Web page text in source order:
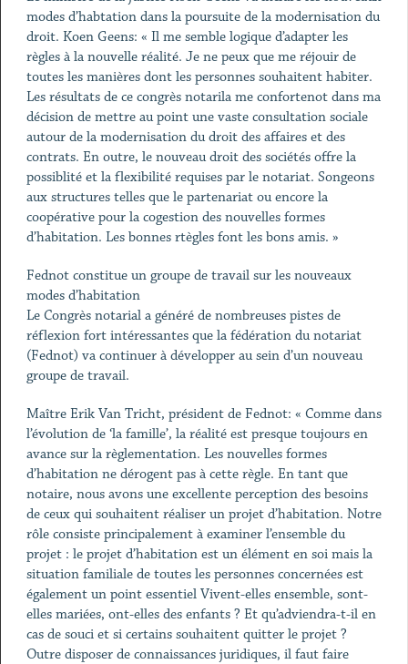
modes d’habtation dans la poursuite de la modernisation du
droit. Koen Geens: « Il me semble logique d’adapter les
règles à la nouvelle réalité. Je ne peux que me réjouir de
toutes les manières dont les personnes souhaitent habiter.
Les résultats de ce congrès notarila me confortenot dans ma
décision de mettre au point une vaste consultation sociale
autour de la modernisation du droit des affaires et des
contrats. En outre, le nouveau droit des sociétés offre la
possiblité et la flexibilité requises par le notariat. Songeons
aux structures telles que le partenariat ou encore la
coopérative pour la cogestion des nouvelles formes
d’habitation. Les bonnes rtègles font les bons amis. »
Fednot constitue un groupe de travail sur les nouveaux
modes d’habitation
Le Congrès notarial a généré de nombreuses pistes de
réflexion fort intéressantes que la fédération du notariat
(Fednot) va continuer à développer au sein d’un nouveau
groupe de travail.
Maître Erik Van Tricht, président de Fednot: « Comme dans
l’évolution de ‘la famille’, la réalité est presque toujours en
avance sur la règlementation. Les nouvelles formes
d’habitation ne dérogent pas à cette règle. En tant que
notaire, nous avons une excellente perception des besoins
de ceux qui souhaitent réaliser un projet d’habitation. Notre
rôle consiste principalement à examiner l’ensemble du
projet : le projet d’habitation est un élément en soi mais la
situation familiale de toutes les personnes concernées est
également un point essentiel Vivent-elles ensemble, sont-
elles mariées, ont-elles des enfants ? Et qu’adviendra-t-il en
cas de souci et si certains souhaitent quitter le projet ?
Outre disposer de connaissances juridiques, il faut faire